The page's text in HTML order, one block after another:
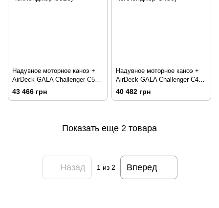
Надувное моторное каноэ +
AirDeck GALA Challenger C520
(Гала Челленджер С520)
43 466 грн
Надувное моторное каноэ +
AirDeck GALA Challenger C450
(Гала Челленджер С450)
40 482 грн
Показать еще 2 товара
Назад 1из 2 Вперед